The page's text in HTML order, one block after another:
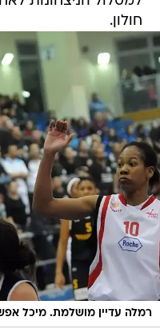
חולון.
רמלה עדיין מושלמת. מיכל